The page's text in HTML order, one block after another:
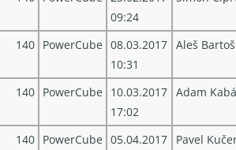
09:24
140 PowerCube 08.03.2017
10:31
Aleš Bartoš
140 PowerCube 10.03.2017
17:02
Adam
140 PowerCube 05.04.2017
Pavel